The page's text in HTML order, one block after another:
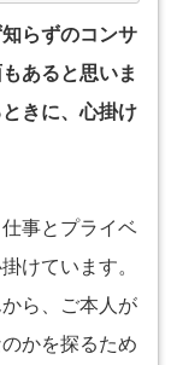
らずのコンサ
あると思いま
きに、心掛け
事とプライベ
けています。
ら、ご本人が
かを探るため